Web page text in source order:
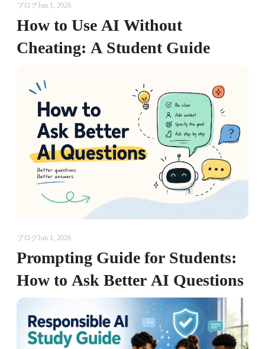
ブログJun 1, 2026
How to Use AI Without
Cheating: A Student Guide
ブログJun 1, 2026
Prompting Guide for Students:
How to Ask Better AI Questions